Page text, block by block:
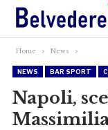
Home News
NEWS BAR SPORT
Napoli,